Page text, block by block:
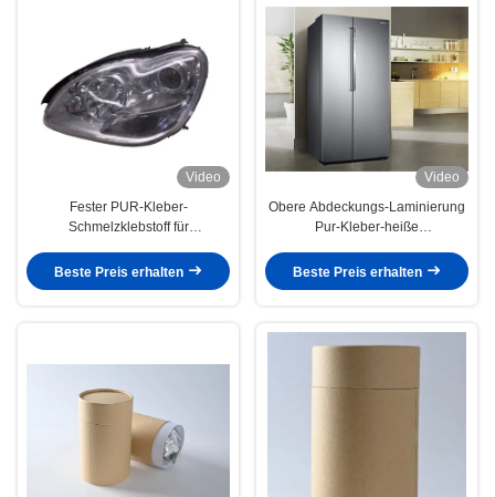
Video
Fester PUR-Kleber-
Schmelzklebstoff für
Beste Preis erhalten
Video
Obere Abdeckungs-Laminierung
Pur-Kleber-heiße
für Haushalt
Beste Preis erhalten